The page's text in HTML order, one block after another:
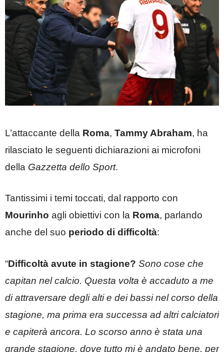
L’attaccante della Roma, Tammy Abraham, ha
rilasciato le seguenti dichiarazioni ai microfoni
della Gazzetta dello Sport.
Tantissimi i temi toccati, dal rapporto con
Mourinho agli obiettivi con la Roma, parlando
anche del suo periodo di difficoltà:
“Difficoltà avute in stagione? Sono cose che
capitan nel calcio. Questa volta è accaduto a me
di attraversare degli alti e dei bassi nel corso della
stagione, ma prima era successa ad altri calciatori
e capiterà ancora. Lo scorso anno è stata una
grande stagione, dove tutto mi è andato bene, per